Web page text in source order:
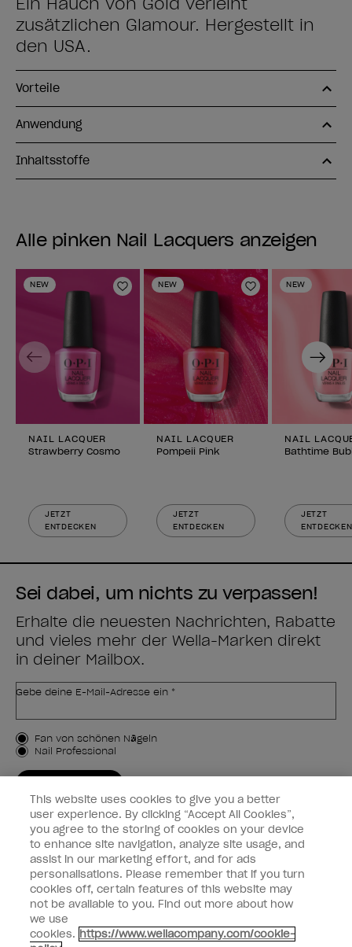
zusätzlichen Glamour. Hergestellt in
den USA.
Vorteile
Anwendung
Inhaltsstoffe
Alle pinken Nail Lacquers anzeigen
NEW
Zur Wunschliste hinzufügen
NAIL LACQUER
Strawberry Cosmo
JETZT
ENTDECKEN
NEW
Zur
NAIL LACQUER
Pompeii Pink
JETZT
ENTDECKEN
NEW
NAIL
Bathtime
JETZT
ENTDECKEN
Previous Next
Sei dabei, um nichts zu verpassen!
Erhalte die neuesten Nachrichten, Rabatte
und vieles mehr der Wella-Marken direkt
in deiner Mailbox.
Gebe deine E-Mail-Adresse ein *
Kundenart
Fan von schönen Nägeln
Nail Professional
Kundeninformationen
Vernetzen
facebookinstagram
This website uses cookies to give you a better
user experience. By clicking “Accept All Cookies”,
you agree to the storing of cookies on your device
to enhance site navigation, analyze site usage, and
assist in our marketing effort, and for ads
personalisations. Please remember that if you turn
cookies off, certain features of this website may
not be available to you. Find out more about how
we use
cookies. https://www.wellacompany.com/cookie-